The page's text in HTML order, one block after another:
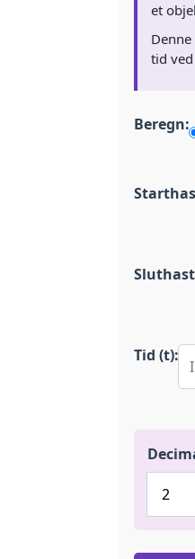
et
tid
Beregn:
Tid (t):